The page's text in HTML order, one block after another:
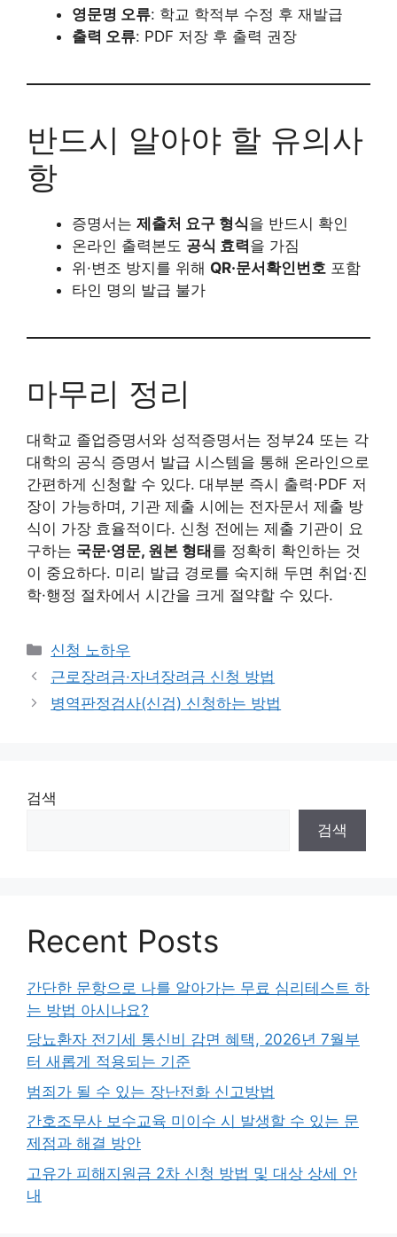
영문명 오류: 학교 학적부 수정 후 재발급
출력 오류: PDF 저장 후 출력 권장
반드시 알아야 할 유의사
항
증명서는 제출처 요구 형식을 반드시 확인
온라인 출력본도 공식 효력을 가짐
위·변조 방지를 위해 QR·문서확인번호 포함
타인 명의 발급 불가
마무리 정리
대학교 졸업증명서와 성적증명서는 정부24 또는 각
대학의 공식 증명서 발급 시스템을 통해 온라인으로
간편하게 신청할 수 있다. 대부분 즉시 출력·PDF 저
장이 가능하며, 기관 제출 시에는 전자문서 제출 방
식이 가장 효율적이다. 신청 전에는 제출 기관이 요
구하는 국문·영문, 원본 형태를 정확히 확인하는 것
이 중요하다. 미리 발급 경로를 숙지해 두면 취업·진
학·행정 절차에서 시간을 크게 절약할 수 있다.
카
테
리
신청 노하우
근로장려금·자녀장려금 신청 방법
병역판정검사(신검) 신청하는 방법
검색
검색
Recent Posts
간단한 문항으로 나를 알아가는 무료 심리테스트 하
는 방법 아시나요?
당뇨환자 전기세 통신비 감면 혜택, 2026년 7월부
터 새롭게 적용되는 기준
범죄가 될 수 있는 장난전화 신고방법
간호조무사 보수교육 미이수 시 발생할 수 있는 문
제점과 해결 방안
고유가 피해지원금 2차 신청 방법 및 대상 상세 안
내